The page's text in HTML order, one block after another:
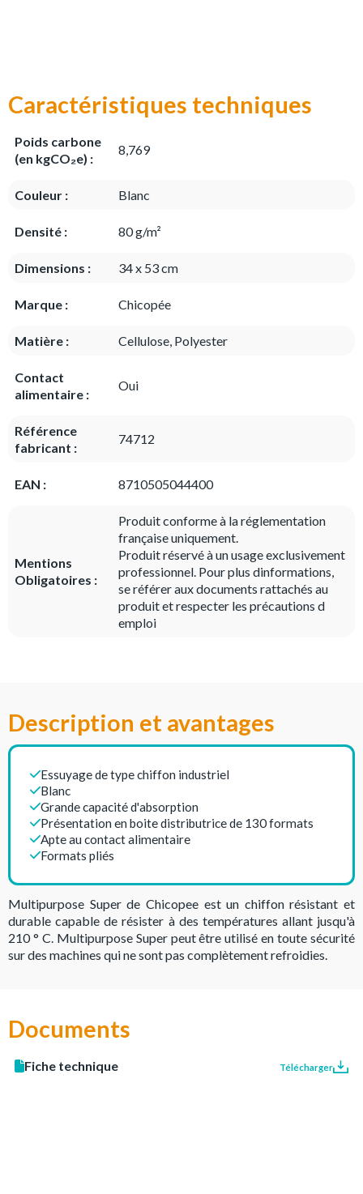
Caractéristiques techniques
Poids carbone
(en kgCO₂e) :
8,769
Couleur : Blanc
Densité : 80 g/m²
Dimensions : 34 x 53 cm
Marque : Chicopée
Matière : Cellulose, Polyester
Contact
alimentaire :
Oui
Référence
fabricant :
74712
EAN : 8710505044400
Mentions
Obligatoires :
Produit conforme à la réglementation
française uniquement.
Produit réservé à un usage exclusivement
professionnel. Pour plus dinformations,
se référer aux documents rattachés au
produit et respecter les précautions d
emploi
Description et avantages
Essuyage de type chiffon industriel
Blanc
Grande capacité d'absorption
Présentation en boite distributrice de 130 formats
Apte au contact alimentaire
Formats pliés
Multipurpose Super de Chicopee est un chiffon résistant et
durable capable de résister à des températures allant jusqu'à
210 ° C. Multipurpose Super peut être utilisé en toute sécurité
sur des machines qui ne sont pas complètement refroidies.
Documents
Fiche technique Télécharger